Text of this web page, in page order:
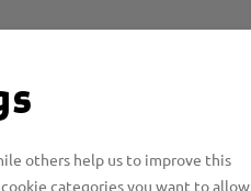
others help us to improve this
categories you want to allow.